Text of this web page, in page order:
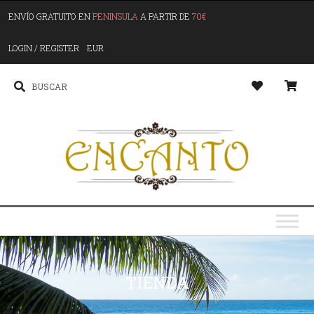
ENVÍO GRATUITO ENPENINSULA A PARTIR DE 70€
LOGIN / REGISTER EUR
TIENDA